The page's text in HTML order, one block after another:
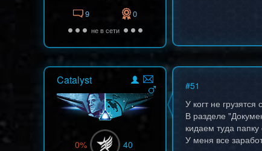
9 0
не в сети
Catalyst
0% 40
#51
У когт не
В разделе
кидаем туда
У меня все